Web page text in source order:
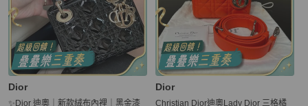
Dior
✨Dior 迪奧｜新款絨布內裡｜黑金漆
Dior
Christian Dior迪奧Lady Dior 三格橘